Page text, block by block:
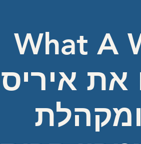
What A
את איריס
ומקהלת